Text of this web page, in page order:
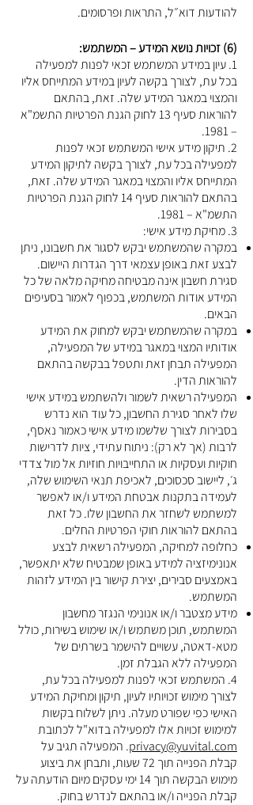
להודעות דוא״ל, התראות ופרסומים.
(6) זכויות נושא המידע – המשתמש:
1. עיון במידע המשתמש זכאי לפנות למפעילה
בכל עת, לצורך בקשה לעיון במידע המתייחס אליו
והמצוי במאגר המידע שלה. זאת, בהתאם
להוראות סעיף 13 לחוק הגנת הפרטיות התשמ"א
– 1981.
2. תיקון מידע אישי המשתמש זכאי לפנות
למפעילה בכל עת, לצורך בקשה לתיקון המידע
המתייחס אליו והמצוי במאגר המידע שלה. זאת,
בהתאם להוראות סעיף 14 לחוק הגנת הפרטיות
התשמ"א – 1981.
3. מחיקת מידע אישי:
במקרה שהמשתמש יבקש לסגור את חשבונו, ניתן
לבצע זאת באופן עצמאי דרך הגדרות היישום.
סגירת חשבון אינה מבטיחה מחיקה מלאה של כל
המידע אודות המשתמש, בכפוף לאמור בסעיפים
הבאים.
במקרה שהמשתמש יבקש למחוק את המידע
אודותיו המצוי במאגר במידע של המפעילה,
המפעילה תבחן זאת ותטפל בבקשה בהתאם
להוראות הדין.
המפעילה רשאית לשמור ולהשתמש במידע אישי
שלו לאחר סגירת החשבון, כל עוד הוא נדרש
בסבירות לצורך שלשמו מידע אישי כאמור נאסף,
לרבות (אך לא רק): ניתוח עתידי, ציות לדרישות
חוקיות ועסקיות או התחייבויות חוזיות אל מול צדדי
ג׳, ליישוב סכסוכים, לאכיפת תנאי השימוש שלה,
לעמידה בתקנות אבטחת המידע ו/או לאפשר
למשתמש לשחזר את החשבון שלו. כל זאת
בהתאם להוראות חוקי הפרטיות החלים.
כחלופה למחיקה, המפעילה רשאית לבצע
אנונימיזציה למידע באופן שמבטיח שלא יתאפשר,
באמצעים סבירים, יצירת קישור בין המידע לזהות
המשתמש.
מידע מצטבר ו/או אנונימי הנגזר מחשבון
המשתמש, תוכן משתמש ו/או שימוש בשירות, כולל
מטא-דאטה, עשויים להישמר בשרתים של
המפעילה ללא הגבלת זמן.
4. המשתמש זכאי לפנות למפעילה בכל עת,
לצורך מימוש זכויותיו לעיון, תיקון ומחיקת המידע
האישי כפי שפורט מעלה. ניתן לשלוח בקשות
למימוש זכויות אלו למפעילה בדוא"ל לכתובת
privacy@yuvital.com. המפעילה תגיב על
קבלת הפנייה תוך 72 שעות, ותבחן את ביצוע
מימוש הבקשה תוך 14 ימי עסקים מיום הודעתה על
קבלת הפנייה ו/או בהתאם לנדרש בחוק.​